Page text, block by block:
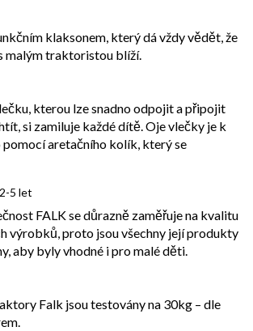
klaksonem, který dá vždy vědět, že
malým traktoristou blíží.
kterou lze snadno odpojit a připojit
si zamiluje každé dítě. Oje vlečky je k
aretačního kolík, který se
5 let
FALK se důrazně zaměřuje na kvalitu
výrobků, proto jsou všechny její produkty
aby byly vhodné i pro malé děti.
Falk jsou testovány na 30kg – dle